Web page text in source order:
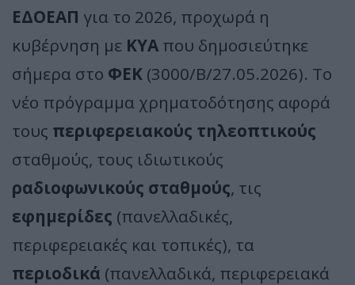
ΕΔΟΕΑΠ για το 2026, προχωρά η
κυβέρνηση με ΚΥΑ που δημοσιεύτηκε
σήμερα στο ΦΕΚ (3000/Β/27.05.2026). Το
νέο πρόγραμμα χρηματοδότησης αφορά
τους περιφερειακούς τηλεοπτικούς
σταθμούς, τους ιδιωτικούς
ραδιοφωνικούς σταθμούς, τις
εφημερίδες (πανελλαδικές,
περιφερειακές και τοπικές), τα
περιοδικά (πανελλαδικά, περιφερειακά